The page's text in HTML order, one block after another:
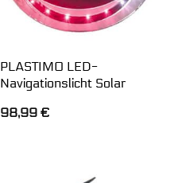
PLASTIMO LED-
Navigationslicht Solar
98,99 €